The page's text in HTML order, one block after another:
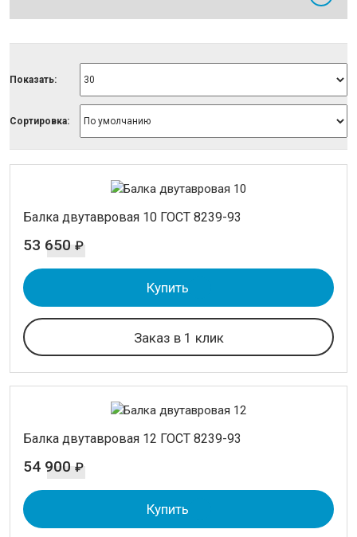
ИЗОЛЯЦИЯ СТАЛЬНЫХ ТРУБ
ТРУБОПРОВОДНАЯ АРМАТУРА
НЕРЖАВЕЙКА
КАЛИБРОВАННАЯ СТАЛЬ
СЕТКА
ИНСТРУМЕНТАЛЬНАЯ СТАЛЬ
ПРОВОЛОКА
ЛЕНТА
АКЦИИ
Фильтр товаров
Показать:
Сортировка:
Балка двутавровая 10 ГОСТ 8239-93
53 650 ₽
Купить
Заказ в 1 клик
Балка двутавровая 12 ГОСТ 8239-93
54 900 ₽
Купить